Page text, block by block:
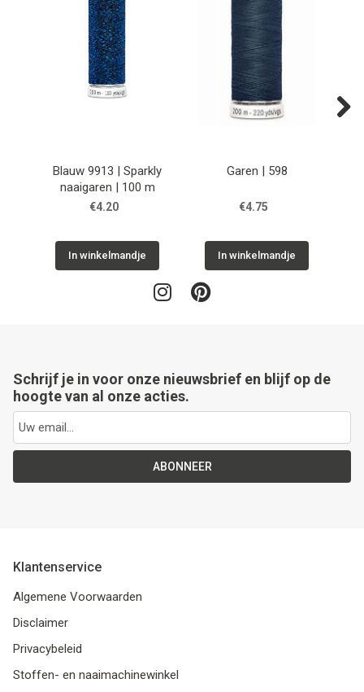
Blauw 9913 | Sparkly
naaigaren | 100 m
€4.20
In winkelmandje
Garen | 598
€4.75
In winkelmandje
Schrijf je in voor onze nieuwsbrief en blijf op de
hoogte van al onze acties.
ABONNEER
Klantenservice
Algemene Voorwaarden
Disclaimer
Privacybeleid
Stoffen- en naaimachinewinkel